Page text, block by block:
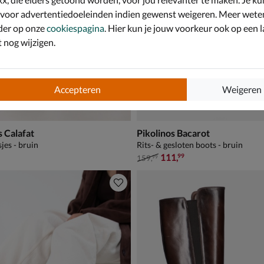
Calafat
- bruin
Pikolinos Bacarot
Rits- & gesloten boots - bruin
van € 159,99 voor € 111,99
159,99 111,99
advertentiedoeleinden indien gewenst weigeren. Meer
op onzecookiespagina . Hier kun je jouw voorkeur ook op een
wijzigen.
Accepteren Weigeren